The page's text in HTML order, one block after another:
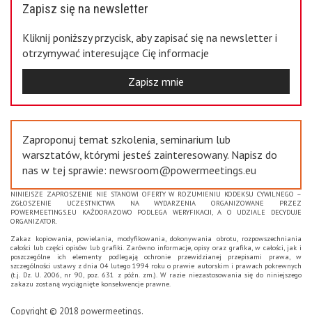
Zapisz się na newsletter
Kliknij poniższy przycisk, aby zapisać się na newsletter i
otrzymywać interesujące Cię informacje
Zapisz mnie
Zaproponuj temat szkolenia, seminarium lub
warsztatów, którymi jesteś zainteresowany. Napisz do
nas w tej sprawie: newsroom@powermeetings.eu
NINIEJSZE ZAPROSZENIE NIE STANOWI OFERTY W ROZUMIENIU KODEKSU CYWILNEGO –
ZGŁOSZENIE UCZESTNICTWA NA WYDARZENIA ORGANIZOWANE PRZEZ
POWERMEETINGS.EU KAŻDORAZOWO PODLEGA WERYFIKACJI, A O UDZIALE DECYDUJE
ORGANIZATOR.
Zakaz kopiowania, powielania, modyfikowania, dokonywania obrotu, rozpowszechniania
całości lub części opisów lub grafiki. Zarówno informacje, opisy oraz grafika, w całości, jak i
poszczególne ich elementy podlegają ochronie przewidzianej przepisami prawa, w
szczególności ustawy z dnia 04 lutego 1994 roku o prawie autorskim i prawach pokrewnych
(t.j. Dz. U. 2006, nr 90, poz. 631 z późn. zm.). W razie niezastosowania się do niniejszego
zakazu zostaną wyciągnięte konsekwencje prawne.
Copyright © 2018 powermeetings.